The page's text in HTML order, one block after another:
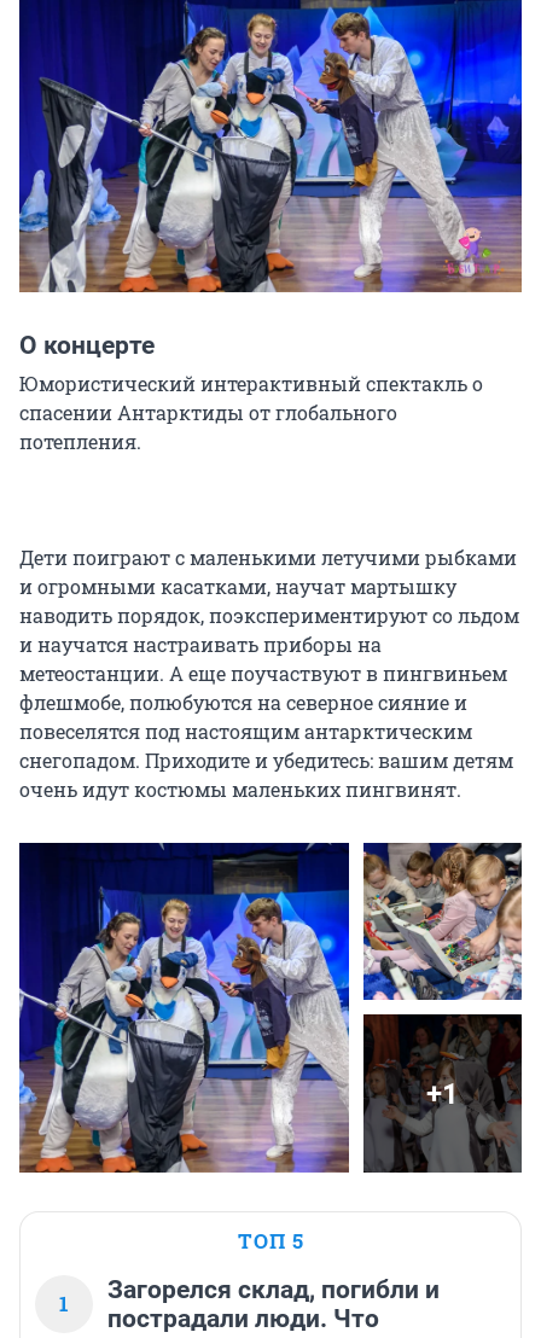
О концерте
Юмористический интерактивный спектакль о
спасении Антарктиды от глобального
потепления.
Дети поиграют с маленькими летучими рыбками
и огромными касатками, научат мартышку
наводить порядок, поэкспериментируют со льдом
и научатся настраивать приборы на
метеостанции. А еще поучаствуют в пингвиньем
флешмобе, полюбуются на северное сияние и
повеселятся под настоящим антарктическим
снегопадом. Приходите и убедитесь: вашим детям
очень идут костюмы маленьких пингвинят.
+1
ТОП 5
1
Загорелся склад, погибли и
пострадали люди. Что